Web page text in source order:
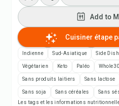
Notes de
Partager
Add to
Cuisiner étape
Indienne Sud-Asiatique Side Dish
Végétarien Keto Paléo Whole30
Sans produits laitiers Sans lactose
Sans soja Sans céréales
Sans
Les tags et les informations